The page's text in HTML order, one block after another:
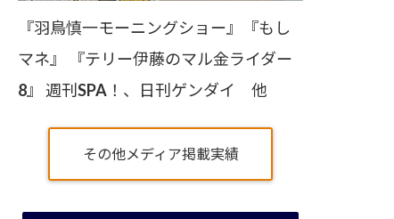
『羽鳥慎一モーニングショー』『もし
マネ』 『テリー伊藤のマル金ライダー
8』 週刊SPA！、日刊ゲンダイ 他
その他メディア掲載実績